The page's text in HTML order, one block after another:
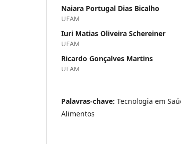
Naiara Portugal Dias Bicalho
UFAM
Iuri Matias Oliveira Schereiner
UFAM
Ricardo Gonçalves Martins
UFAM
Palavras-chave: Tecnologia em
Alimentos